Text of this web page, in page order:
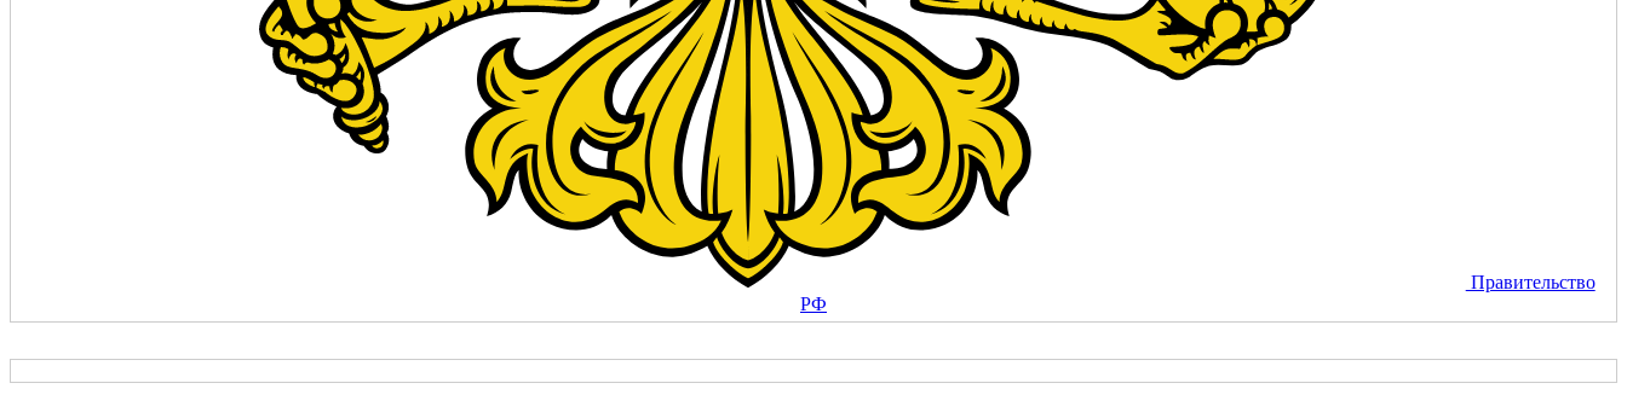
Правительство
РФ